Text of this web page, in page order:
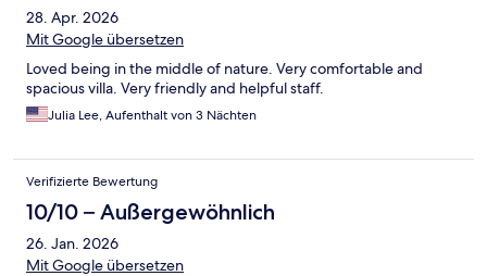
28. Apr. 2026
Mit Google übersetzen
Loved being in the middle of nature. Very comfortable and
spacious villa. Very friendly and helpful staff.
Julia Lee, Aufenthalt von 3 Nächten
Verifizierte Bewertung
10/10 – Außergewöhnlich
26. Jan. 2026
Mit Google übersetzen